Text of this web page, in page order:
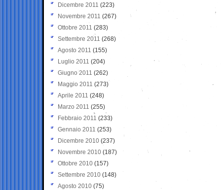
Dicembre 2011 (223)
Novembre 2011 (267)
Ottobre 2011 (283)
Settembre 2011 (268)
Agosto 2011 (155)
Luglio 2011 (204)
Giugno 2011 (262)
Maggio 2011 (273)
Aprile 2011 (248)
Marzo 2011 (255)
Febbraio 2011 (233)
Gennaio 2011 (253)
Dicembre 2010 (237)
Novembre 2010 (187)
Ottobre 2010 (157)
Settembre 2010 (148)
Agosto 2010 (75)